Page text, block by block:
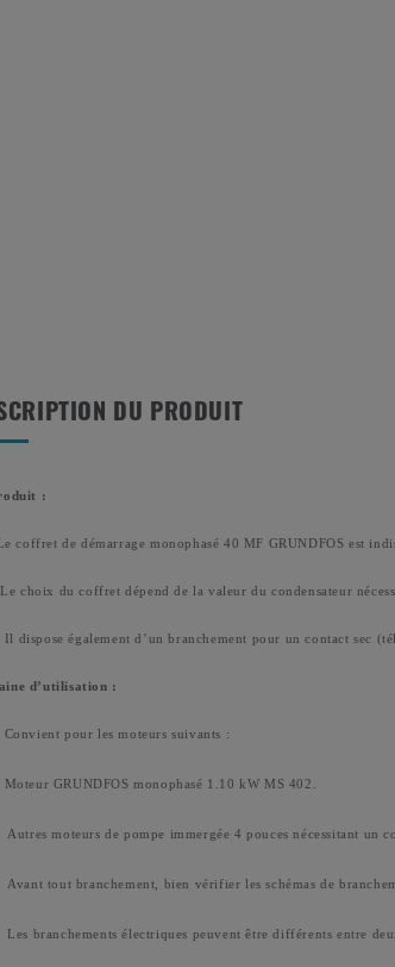
DU PRODUIT
:
coffret de démarrage monophasé 40 MF GRUNDFOS est
Le choix du coffret dépend de la valeur du condensateur
Il dispose également d’un branchement pour un contact sec
d’utilisation :
Convient pour les moteurs suivants :
Moteur GRUNDFOS monophasé 1.10 kW MS 402.
Autres moteurs de pompe immergée 4 pouces nécessitant un
Avant tout branchement, bien vérifier les schémas de
Les branchements électriques peuvent être différents entre